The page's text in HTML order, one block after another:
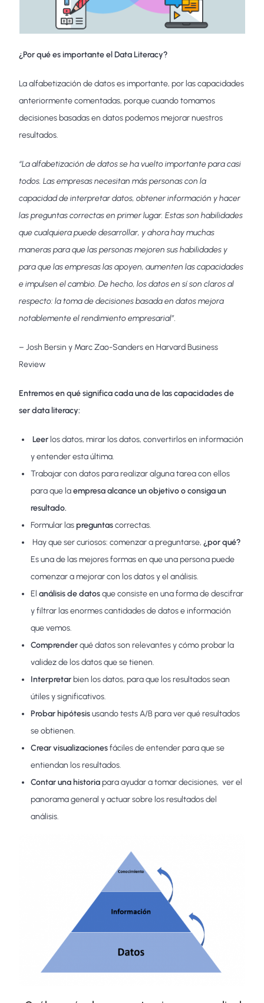
¿Por qué es importante el Data Literacy?
La alfabetización de datos es importante, por las capacidades
anteriormente comentadas, porque cuando tomamos
decisiones basadas en datos podemos mejorar nuestros
resultados.
“La alfabetización de datos se ha vuelto importante para casi
todos. Las empresas necesitan más personas con la
capacidad de interpretar datos, obtener información y hacer
las preguntas correctas en primer lugar. Estas son habilidades
que cualquiera puede desarrollar, y ahora hay muchas
maneras para que las personas mejoren sus habilidades y
para que las empresas las apoyen, aumenten las capacidades
e impulsen el cambio. De hecho, los datos en sí son claros al
respecto: la toma de decisiones basada en datos mejora
notablemente el rendimiento empresarial”.
– Josh Bersin y Marc Zao-Sanders en Harvard Business
Review
Entremos en qué significa cada una de las capacidades de
ser data literacy:
Leer los datos, mirar los datos, convertirlos en información
y entender esta última.
Trabajar con datos para realizar alguna tarea con ellos
para que laempresa alcance un objetivo o consiga un
resultado.
Formular laspreguntascorrectas.
Hay que ser curiosos: comenzar a preguntarse, ¿por qué?
Es una de las mejores formas en que una persona puede
comenzar a mejorar con los datos y el análisis.
El análisis de datosque consiste en una forma de descifrar
y filtrar las enormes cantidades de datos e información
que vemos.
Comprenderqué datos son relevantes y cómo probar la
validez de los datos que se tienen.
Interpretar bien los datos, para que los resultados sean
útiles y significativos.
Probar hipótesisusando tests A/B para ver qué resultados
se obtienen.
Crear visualizacionesfáciles de entender para que se
entiendan los resultados.
Contar una historiapara ayudar a tomar decisiones, ver el
panorama general y actuar sobre los resultados del
análisis.